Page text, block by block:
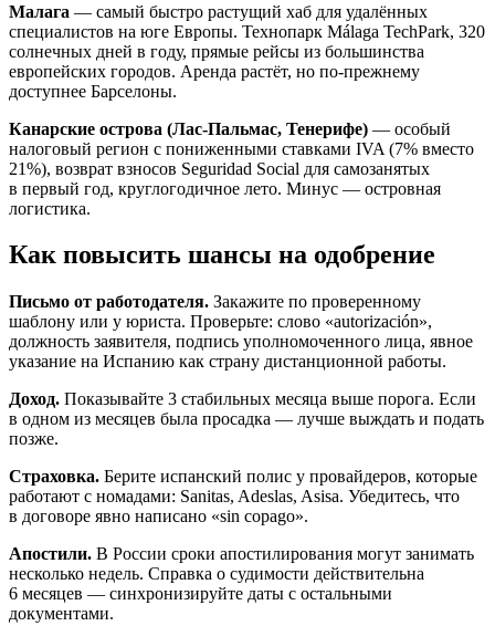
Малага — самый быстро растущий хаб для удалённых
специалистов на юге Европы. Технопарк Málaga TechPark, 320
солнечных дней в году, прямые рейсы из большинства
европейских городов. Аренда растёт, но по-прежнему
доступнее Барселоны.
Канарские острова (Лас-Пальмас, Тенерифе) — особый
налоговый регион с пониженными ставками IVA (7% вместо
21%), возврат взносов Seguridad Social для самозанятых
в первый год, круглогодичное лето. Минус — островная
логистика.
Как повысить шансы на одобрение
Письмо от работодателя. Закажите по проверенному
шаблону или у юриста. Проверьте: слово «autorización»,
должность заявителя, подпись уполномоченного лица, явное
указание на Испанию как страну дистанционной работы.
Доход. Показывайте 3 стабильных месяца выше порога. Если
в одном из месяцев была просадка — лучше выждать и подать
позже.
Страховка. Берите испанский полис у провайдеров, которые
работают с номадами: Sanitas, Adeslas, Asisa. Убедитесь, что
в договоре явно написано «sin copago».
Апостили. В России сроки апостилирования могут занимать
несколько недель. Справка о судимости действительна
6 месяцев — синхронизируйте даты с остальными
документами.